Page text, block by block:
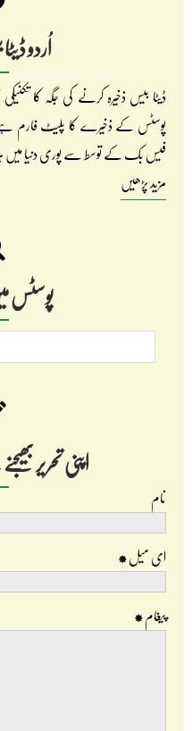
اُردو
ڈیٹا بیس ذخیرہ کرنے کی جگہ کا
پوسٹس کے ذخیرے کا پلیٹ فارم
فیس بک کے توسط سے پوری دنیا میں
مزید پڑھیں
پوسٹس
اپنی تحریر
نام
ای میل*
پیغام*